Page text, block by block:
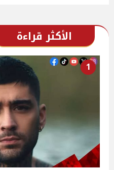
الأكثر قراءة
1